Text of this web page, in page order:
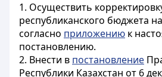
1. Осуществить
республиканского бюджета
согласно приложению к
постановлению.
2. Внести в постановление
Республики Казахстан от 6